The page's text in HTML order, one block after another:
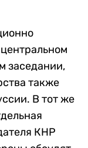
заседании,
также
В тот же
КНР